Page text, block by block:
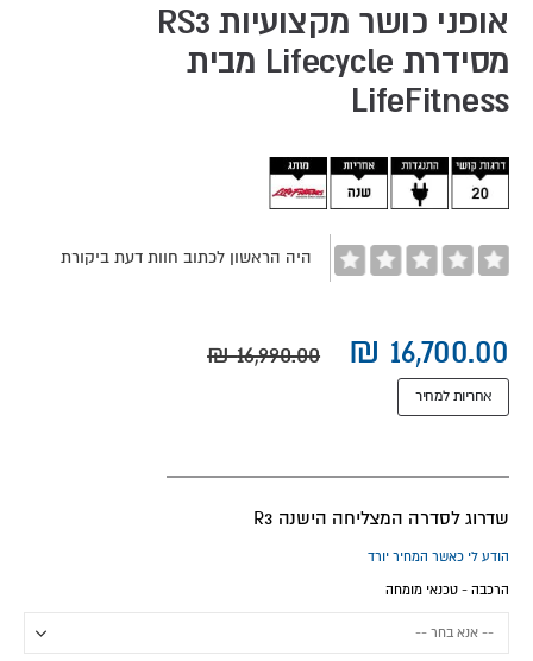
beginning
of
images
אופני כושר מקצועיות RS3
מסידרת Lifecycle מבית
LifeFitness
היה הראשון לכתוב חוות דעת ביקורת
אחריות למחיר
שדרוג לסדרה המצליחה הישנה R3
הודע לי כאשר המחיר יורד
הרכבה - טכנאי מומחה